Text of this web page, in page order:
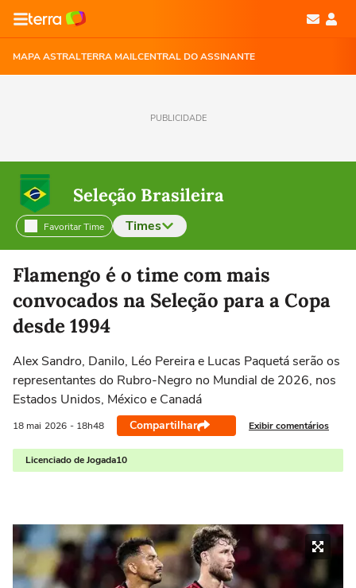
MAPA ASTRALTERRA MAILCENTRAL DO ASSINANTE
PUBLICIDADE
Seleção Brasileira
Favoritar Time Times
Selecione o time para ver as notícias
Flamengo é o time com mais
convocados na Seleção para a Copa
desde 1994
Alex Sandro, Danilo, Léo Pereira e Lucas Paquetá serão os
representantes do Rubro-Negro no Mundial de 2026, nos
Estados Unidos, México e Canadá
18 mai 2026 - 18h48 Compartilhar Exibir comentários
Licenciado de Jogada10